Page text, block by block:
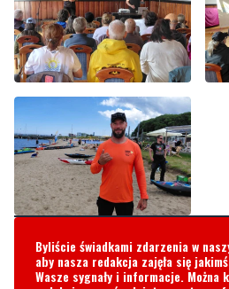
Byliście świadkami zdarzenia w
aby nasza redakcja zajęła się
Wasze sygnały i informacje. Można